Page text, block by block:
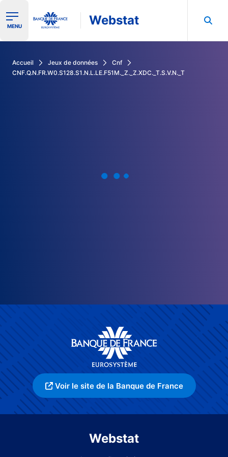
Ouvrir le menu de navigation
MENU Webstat
Accueil Jeux de données
Cnf
CNF.Q.N.FR.W0.S128.S1.N.L.LE.F51M._Z._Z.XDC._T.S.V.N._T
Voir le site de la Banque de France
Webstat